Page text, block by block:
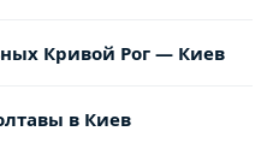
Кривой Рог — Киев
в Киев